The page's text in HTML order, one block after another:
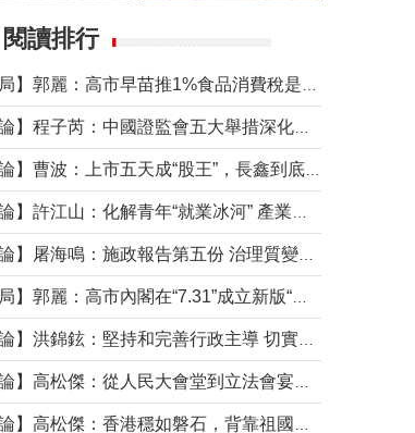
閱讀排行